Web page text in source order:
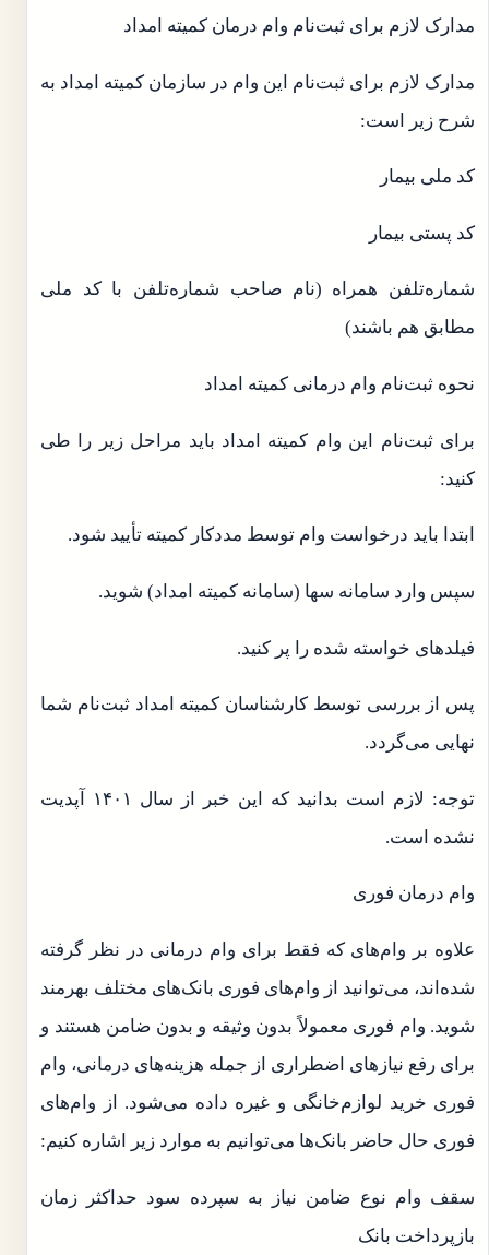
مدارک لازم برای ثبت‌نام وام درمان کمیته امداد
مدارک لازم برای ثبت‌نام این وام در سازمان کمیته امداد به
شرح زیر است:
کد ملی بیمار
کد پستی بیمار
شماره‌تلفن همراه (نام صاحب شماره‌تلفن با کد ملی
مطابق هم باشند)
نحوه ثبت‌نام وام درمانی کمیته امداد
برای ثبت‌نام این وام کمیته امداد باید مراحل زیر را طی
کنید:
ابتدا باید درخواست وام توسط مددکار کمیته تأیید شود.
سپس وارد سامانه سها (سامانه کمیته امداد) شوید.
فیلدهای خواسته شده را پر کنید.
پس از بررسی توسط کارشناسان کمیته امداد ثبت‌نام شما
نهایی می‌‎گردد.
توجه: لازم است بدانید که این خبر از سال ۱۴۰۱ آپدیت
نشده است.
وام‌ درمان فوری
علاوه بر وام‌های که فقط برای وام درمانی در نظر گرفته
شده‌اند، می‌توانید از وام‌های فوری بانک‌های مختلف بهرمند
شوید. وام فوری معمولاً بدون وثیقه و بدون ضامن هستند و
برای رفع نیازهای اضطراری از جمله هزینه‌های درمانی، وام
فوری خرید لوازم‌خانگی و غیره داده می‌شود. از وام‌های
فوری حال حاضر بانک‌ها می‌توانیم به موارد زیر اشاره کنیم:
سقف وام نوع ضامن نیاز به سپرده سود حداکثر زمان
بازپرداخت بانک